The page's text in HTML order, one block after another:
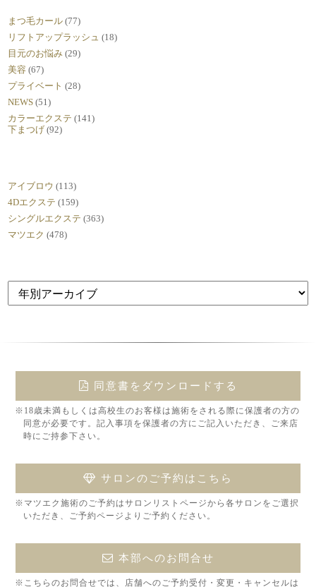
まつ毛カール (77)
リフトアップラッシュ (18)
目元のお悩み (29)
美容 (67)
プライベート (28)
NEWS (51)
カラーエクステ (141)
下まつげ (92)
アイブロウ (113)
4Dエクステ (159)
シングルエクステ (363)
マツエク (478)
同意書をダウンロードする
※18歳未満もしくは高校生のお客様は施術をされる際に保護者の方の
同意が必要です。記入事項を保護者の方にご記入いただき、ご来店
時にご持参下さい。
サロンのご予約はこちら
※マツエク施術のご予約はサロンリストページから各サロンをご選択
いただき、ご予約ページよりご予約ください。
本部へのお問合せ
※こちらのお問合せでは、店舗へのご予約受付・変更・キャンセルは